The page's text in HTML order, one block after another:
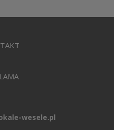
wesele.pl